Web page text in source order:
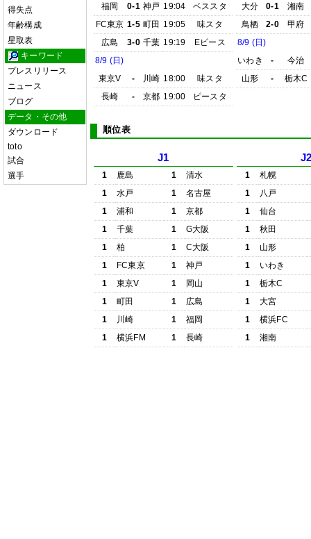
得失点
年齢構成
星取表
キーワード
プレスリリース
ニュース
ブログ
データ・その他
ダウンロード
toto
試合
選手
福岡
0-1 神戸 19:04
ベススタ
FC東京 1-5 町田 19:05
味スタ
広島
3-0 千葉 19:19
Eピース
8/9 (日)
東京V
- 川崎 18:00
味スタ
長崎
- 京都 19:00 ピースタ
大分
0-1
湘南
鳥栖
2-0
甲府
8/9 (日)
いわき
-
今治
山形
- 栃木C
順位表
J1
1 鹿島 1
清水
1
水戸 1
名古屋
1
浦和 1
京都
1
千葉 1
G大阪
1
柏 1
C大阪
1
FC東京 1
神戸
1
東京V 1
岡山
1
町田 1
広島
1
川崎 1
福岡
1
横浜FM 1 長崎
1
札幌
1
八戸
1
仙台
1
秋田
1
山形
1
いわき
1
栃木C
1
大宮
1
横浜FC
1
湘南